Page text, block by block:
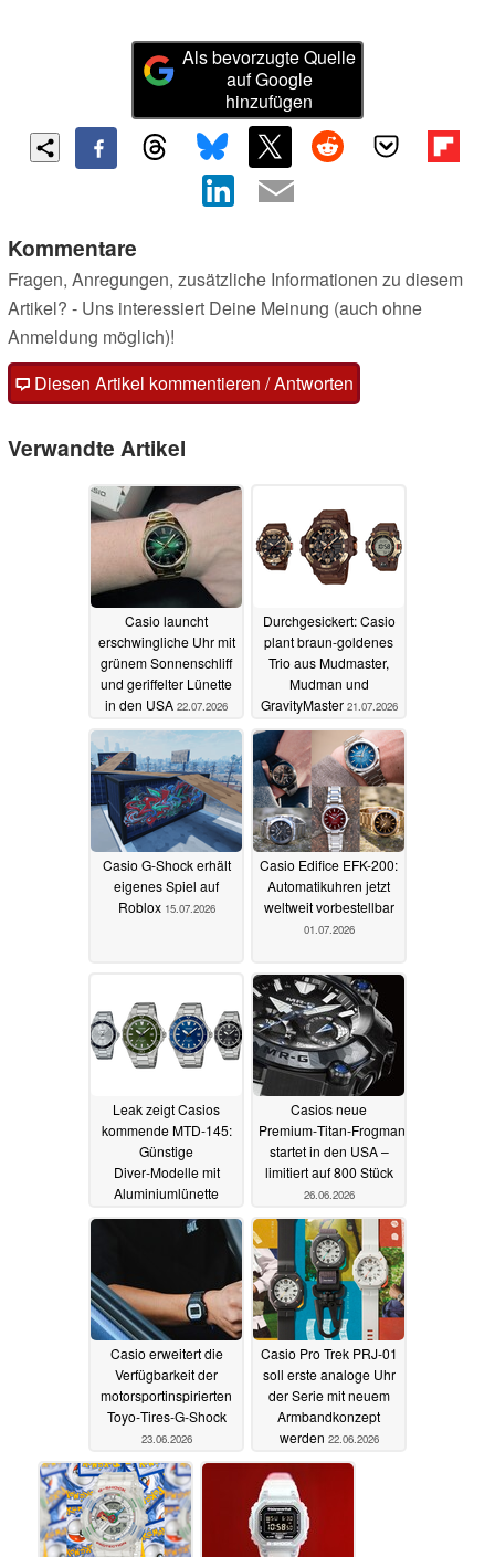
Als bevorzugte Quelle
auf Google
hinzufügen
Kommentare
Fragen, Anregungen, zusätzliche Informationen zu diesem
Artikel? - Uns interessiert Deine Meinung (auch ohne
Anmeldung möglich)!
Diesen Artikel kommentieren / Antworten
Verwandte Artikel
Casio launcht
erschwingliche Uhr mit
grünem Sonnenschliff
und geriffelter Lünette
in den USA 22.07.2026
Durchgesickert: Casio
plant braun-goldenes
Trio aus Mudmaster,
Mudman und
GravityMaster 21.07.2026
Casio G-Shock erhält
eigenes Spiel auf
Roblox 15.07.2026
Casio Edifice EFK-200:
Automatikuhren jetzt
weltweit vorbestellbar
01.07.2026
Leak zeigt Casios
kommende MTD‑145:
Günstige
Diver‑Modelle mit
Aluminiumlünette
26.06.2026
Casios neue
Premium‑Titan‑Frogman
startet in den USA –
limitiert auf 800 Stück
26.06.2026
Casio erweitert die
Verfügbarkeit der
motorsportinspirierten
Toyo‑Tires‑G‑Shock
23.06.2026
Casio Pro Trek PRJ-01
soll erste analoge Uhr
der Serie mit neuem
Armbandkonzept
werden 22.06.2026